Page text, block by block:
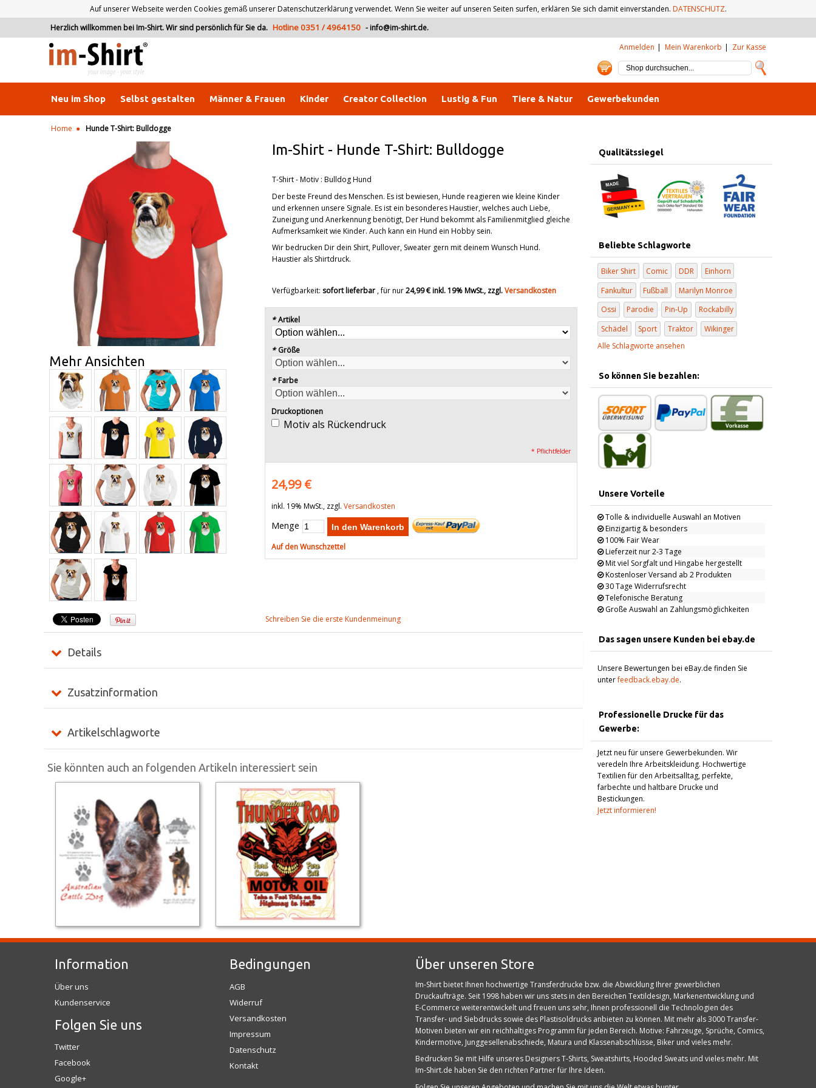
Auf unserer Webseite werden Cookies gemäß unserer Datenschutzerklärung verwendet. Wenn Sie weiter auf unseren Seiten surfen, erklären Sie sich damit einverstanden. DATENSCHUTZ.
Herzlich willkommen bei Im-Shirt. Wir sind persönlich für Sie da. Hotline 0351 / 4964150 - info@im-shirt.de.
Anmelden
Mein Warenkorb Zur Kasse
Neu im Shop Selbst gestalten Männer & Frauen Kinder Creator Collection Lustig & Fun Tiere & Natur Gewerbekunden
Home Hunde T-Shirt: Bulldogge
Im-Shirt - Hunde T-Shirt: Bulldogge
Mehr Ansichten
T-Shirt - Motiv : Bulldog Hund
Der beste Freund des Menschen. Es ist bewiesen, Hunde reagieren wie kleine Kinder
und erkennen unsere Signale. Es ist ein besonderes Haustier, welches auch Liebe,
Zuneigung und Anerkennung benötigt, Der Hund bekommt als Familienmitglied gleiche
Aufmerksamkeit wie Kinder. Auch kann ein Hund ein Hobby sein.
Wir bedrucken Dir dein Shirt, Pullover, Sweater gern mit deinem Wunsch Hund.
Haustier als Shirtdruck.
Verfügbarkeit:sofort lieferbar , für nur24,99 €inkl. 19% MwSt., zzgl.Versandkosten
* Artikel
* Größe
* Farbe
Druckoptionen
Motiv als Rückendruck
* Pflichtfelder
24,99 €
inkl. 19% MwSt., zzgl.Versandkosten
Menge In den Warenkorb
Auf den Wunschzettel
Schreiben Sie die erste Kundenmeinung
Details
Zusatzinformation
Artikelschlagworte
Sie könnten auch an folgenden Artikeln interessiert sein
Qualitätssiegel
Beliebte Schlagworte
Biker Shirt Comic DDR
Einhorn
Fankultur
Fußball
Marilyn Monroe
Ossi
Parodie Pin-Up
Rockabilly
Schädel
Sport Traktor
Wikinger
Alle Schlagworte ansehen
So können Sie bezahlen:
Unsere Vorteile
Tolle & individuelle Auswahl an Motiven
Einzigartig & besonders
100% Fair Wear
Lieferzeit nur 2-3 Tage
Mit viel Sorgfalt und Hingabe hergestellt
Kostenloser Versand ab 2 Produkten
30 Tage Widerrufsrecht
Telefonische Beratung
Große Auswahl an Zahlungsmöglichkeiten
Das sagen unsere Kunden bei ebay.de
Unsere Bewertungen bei eBay.de finden Sie
unterfeedback.ebay.de.
Professionelle Drucke für das
Gewerbe:
Jetzt neu für unsere Gewerbekunden. Wir
veredeln Ihre Arbeitskleidung. Hochwertige
Textilien für den Arbeitsalltag, perfekte,
farbechte und haltbare Drucke und
Bestickungen.
Jetzt informieren!
Information
Über uns
Kundenservice
Folgen Sie uns
Twitter
Facebook
Google+
Bedingungen
AGB
Widerruf
Versandkosten
Impressum
Datenschutz
Kontakt
Über unseren Store
Im-Shirt bietet Ihnen hochwertige Transferdrucke bzw. die Abwicklung Ihrer gewerblichen
Druckaufträge. Seit 1998 haben wir uns stets in den Bereichen Textildesign, Markenentwicklung und
E‑Commerce weiterentwickelt und freuen uns sehr, Ihnen professionell die Technologien des
Transfer- und Siebdrucks sowie des Plastisoldrucks anbieten zu können. Mit mehr als 3000 Transfer-
Motiven bieten wir ein reichhaltiges Programm für jeden Bereich. Motive: Fahrzeuge, Sprüche, Comics,
Kindermotive, Junggesellenabschiede, Matura und Klassenabschlüsse, Biker und vieles mehr.
Bedrucken Sie mit Hilfe unseres Designers T-Shirts, Sweatshirts, Hooded Sweats und vieles mehr. Mit
Im-Shirt.de haben Sie den richten Partner für Ihre Ideen.